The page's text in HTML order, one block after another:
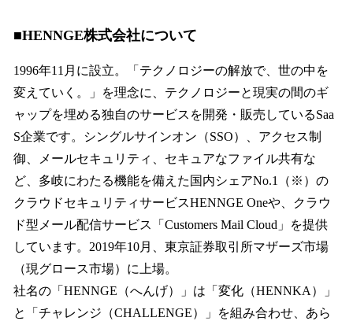
■HENNGE株式会社について
1996年11月に設立。「テクノロジーの解放で、世の中を
変えていく。」を理念に、テクノロジーと現実の間のギ
ャップを埋める独自のサービスを開発・販売しているSaa
S企業です。シングルサインオン（SSO）、アクセス制
御、メールセキュリティ、セキュアなファイル共有な
ど、多岐にわたる機能を備えた国内シェアNo.1（※）の
クラウドセキュリティサービスHENNGE Oneや、クラウ
ド型メール配信サービス「Customers Mail Cloud」を提供
しています。2019年10月、東京証券取引所マザーズ市場
（現グロース市場）に上場。
社名の「HENNGE（へんげ）」は「変化（HENNKA）」
と「チャレンジ（CHALLENGE）」を組み合わせ、あら